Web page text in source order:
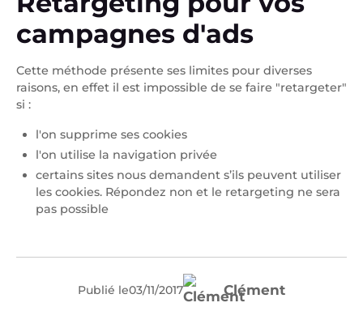
campagnes d'ads
Cette méthode présente ses limites pour diverses
raisons, en effet il est impossible de se faire "retargeter"
si :
l'on supprime ses cookies
l'on utilise la navigation privée
certains sites nous demandent s’ils peuvent utiliser
les cookies. Répondez non et le retargeting ne sera
pas possible
Publié le03/11/2017 Clément